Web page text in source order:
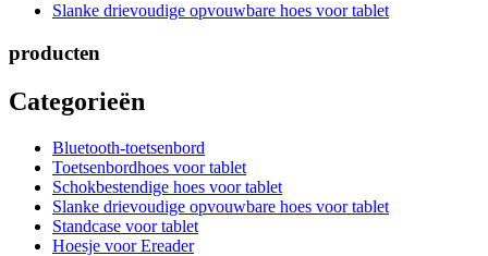
Slanke drievoudige opvouwbare hoes voor tablet
producten
Categorieën
Bluetooth-toetsenbord
Toetsenbordhoes voor tablet
Schokbestendige hoes voor tablet
Slanke drievoudige opvouwbare hoes voor tablet
Standcase voor tablet
Hoesje voor Ereader